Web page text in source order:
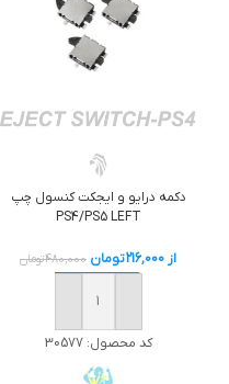
دکمه درايو و ايجکت کنسول چپ
PS4/PS5 LEFT
از 216,000تومان 480,000تومان
خرید
کد محصول:30577